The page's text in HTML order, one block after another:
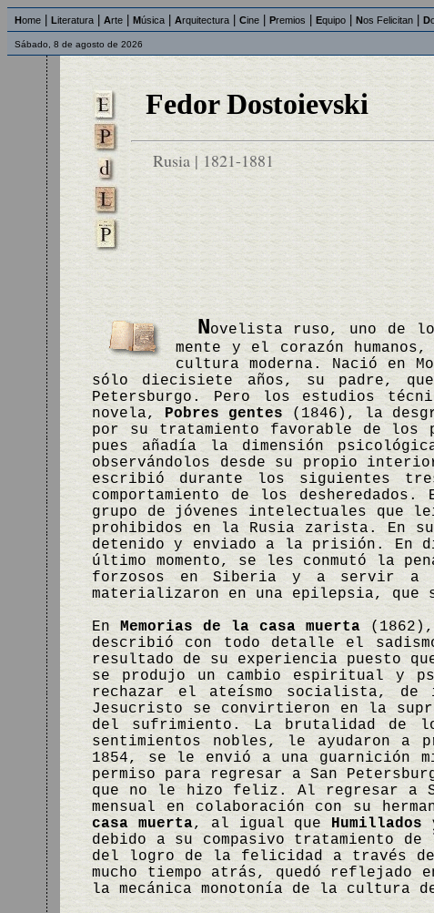
Home Literatura Arte Música Arquitectura Cine Premios Equipo Nos Felicitan D
Sábado, 8 de agosto de 2026
Fedor Dostoievski
Rusia | 1821-1881
Novelista ruso, uno de
mente y el corazón
cultura moderna. Nació en
sólo diecisiete años, su padre,
Petersburgo. Pero los estudios
novela, Pobres gentes (1846), la
por su tratamiento favorable de los
pues añadía la dimensión
observándolos desde su propio
escribió durante los siguientes
comportamiento de los
grupo de jóvenes intelectuales que
prohibidos en la Rusia zarista. En
detenido y enviado a la prisión. En
último momento, se les conmutó la
forzosos en Siberia y a servir a
materializaron en una epilepsia,
EnMemorias de la casa muerta
describió con todo detalle el
resultado de su experiencia puesto
se produjo un cambio espiritual y
rechazar el ateísmo socialista, de
Jesucristo se convirtieron en la
del sufrimiento. La brutalidad de
sentimientos nobles, le ayudaron a
1854, se le envió a una guarnición
permiso para regresar a San
que no le hizo feliz. Al regresar a
mensual en colaboración con su
casa muerta, al igual que Humillados
debido a su compasivo tratamiento
del logro de la felicidad a través
mucho tiempo atrás, quedó reflejado
la mecánica monotonía de la cultura